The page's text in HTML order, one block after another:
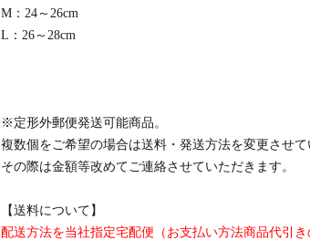
M：24～26cm
L：26～28cm
※定形外郵便発送可能商品。
複数個をご希望の場合は送料・発送方法を変更させて
その際は金額等改めてご連絡させていただきます。
【送料について】
配送方法を当社指定宅配便（お支払い方法商品代引